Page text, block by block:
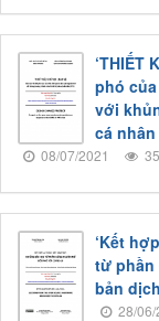
‘THIẾT
phó
với
cá nhân
08/07/2021
‘Kết
từ phần
bản
28/06/